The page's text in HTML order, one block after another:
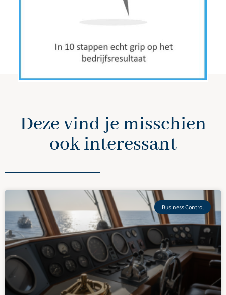
Deze vind je misschien
ook interessant
Business Control